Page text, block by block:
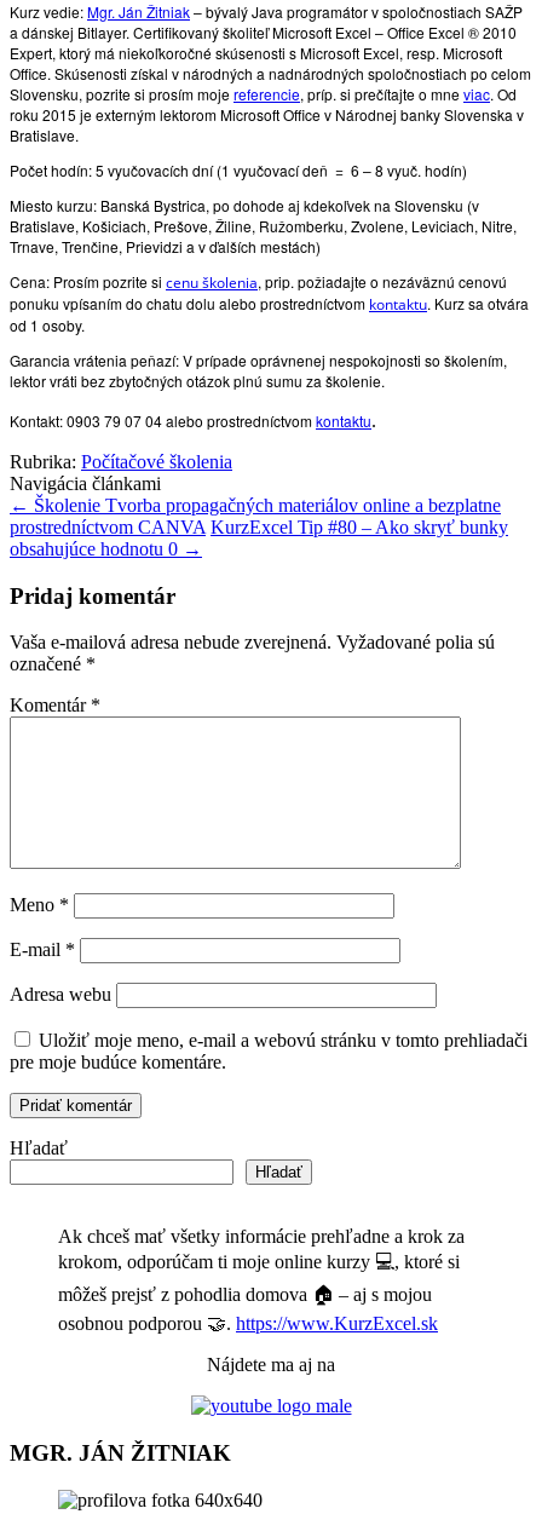
Kurz vedie:Mgr. Ján Žitniak– bývalý Java programátor v spoločnostiach SAŽP
a dánskej Bitlayer. Certifikovaný školiteľ Microsoft Excel – Office Excel ® 2010
Expert, ktorý má niekoľkoročné skúsenosti s Microsoft Excel, resp. Microsoft
Office. Skúsenosti získal v národných a nadnárodných spoločnostiach po celom
Slovensku, pozrite si prosím mojereferencie, príp. si prečítajte o mneviac. Od
roku 2015 je externým lektorom Microsoft Office v Národnej banky Slovenska v
Bratislave.
Počet hodín: 5 vyučovacích dní (1 vyučovací deň = 6 – 8 vyuč. hodín)
Miesto kurzu: Banská Bystrica, po dohode aj kdekoľvek na Slovensku (v
Bratislave, Košiciach, Prešove, Žiline, Ružomberku, Zvolene, Leviciach, Nitre,
Trnave, Trenčine, Prievidzi a v ďalších mestách)
Cena: Prosím pozrite si cenu školenia, prip. požiadajte o nezáväznú cenovú
ponuku vpísaním do chatu dolu alebo prostredníctvom kontaktu. Kurz sa otvára
od 1 osoby.
Garancia vrátenia peňazí: V prípade oprávnenej nespokojnosti so školením,
lektor vráti bez zbytočných otázok plnú sumu za školenie.
Kontakt: 0903 79 07 04 alebo prostredníctvomkontaktu.
Rubrika: Počítačové školenia
Navigácia článkami
← Školenie Tvorba propagačných materiálov online a bezplatne
prostredníctvom CANVA KurzExcel Tip #80 – Ako skryť bunky
obsahujúce hodnotu 0 →
Pridaj komentár
Vaša e-mailová adresa nebude zverejnená. Vyžadované polia sú
označené *
Komentár *
Meno *
E-mail *
Adresa webu
Uložiť moje meno, e-mail a webovú stránku v tomto prehliadači
pre moje budúce komentáre.
Hľadať
Hľadať
Ak chceš mať všetky informácie prehľadne a krok za
krokom, odporúčam ti moje online kurzy 💻, ktoré si
môžeš prejsť z pohodlia domova 🏠 – aj s mojou
osobnou podporou 🤝. https://www.KurzExcel.sk
Nájdete ma aj na
MGR. JÁN ŽITNIAK